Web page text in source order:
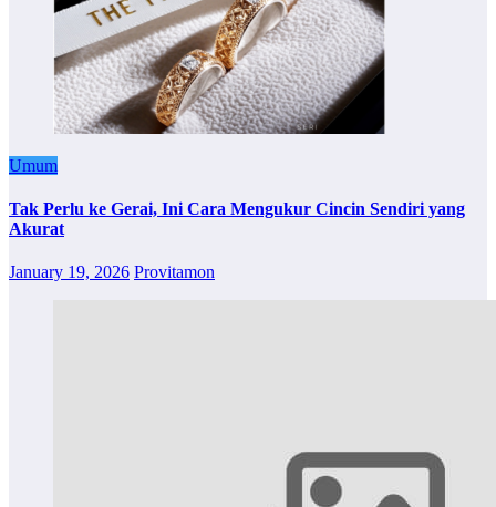
Umum
Tak Perlu ke Gerai, Ini Cara Mengukur Cincin Sendiri yang
Akurat
January 19, 2026 Provitamon